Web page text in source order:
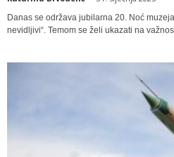
Danas se održava jubilarna 20. Noć
nevidljivi“. Temom se želi ukazati na